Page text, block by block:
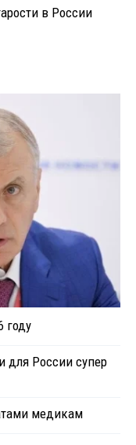
в России
году
для России супер
медикам